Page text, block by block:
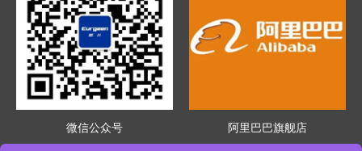
微信公众号 阿里巴巴旗舰店